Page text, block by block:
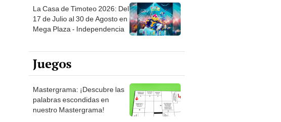
La Casa de Timoteo 2026: Del
17 de Julio al 30 de Agosto en
Mega Plaza - Independencia
Juegos
Mastergrama: ¡Descubre las
palabras escondidas en
nuestro Mastergrama!